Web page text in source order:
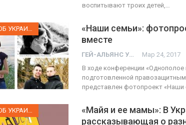
воспитывают троих детей,…
«Наши семьи»:
вместе
ГЕЙ-АЛЬЯНС УКРАИНА Мар 24, 2017
В ходе конференции «Однополое
подготовленной
представлен фотопроект «Наши
«Майя и ее мамы»: В
рассказывающая о